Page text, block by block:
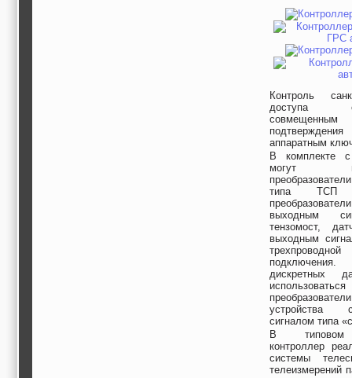
Контроль
доступа
аппаратным
В комплекте с
могут
типа ТСП
выходным
тензомост,
выходным
дискретных
сигналом типа
В типовом
контроллер
системы
телеизмерений